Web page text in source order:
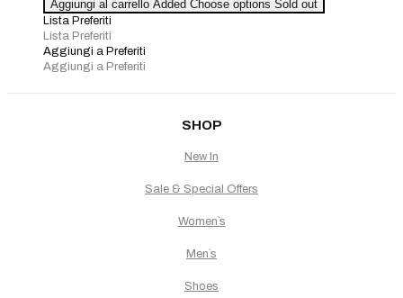
Carla
Ruiz
quantità
Aggiungi al carrello Added Choose options Sold out
Lista Preferiti
Lista Preferiti
Aggiungi a Preferiti
Aggiungi a Preferiti
SHOP
New In
Sale & Special Offers
Women`s
Men`s
Shoes